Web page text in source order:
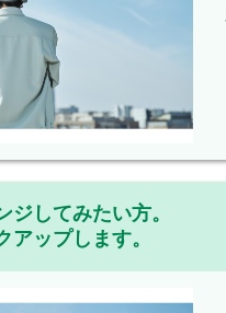
ジしてみたい方。
アップします。